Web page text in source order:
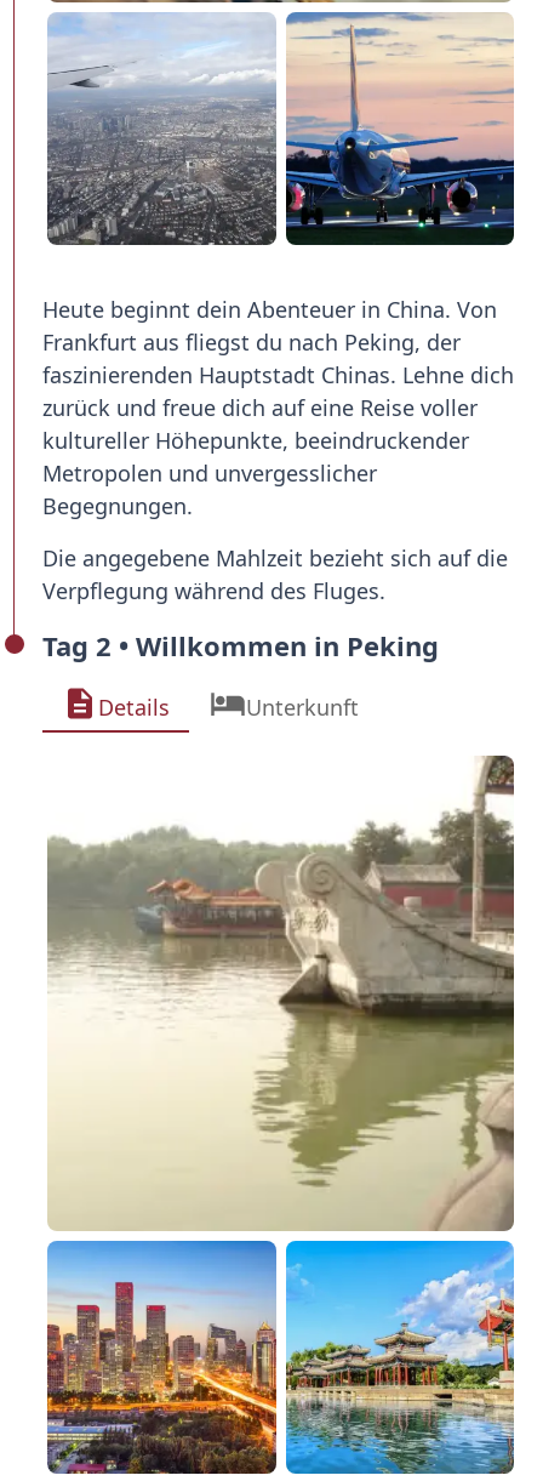
Heute beginnt dein Abenteuer in China. Von
Frankfurt aus fliegst du nach Peking, der
faszinierenden Hauptstadt Chinas. Lehne dich
zurück und freue dich auf eine Reise voller
kultureller Höhepunkte, beeindruckender
Metropolen und unvergesslicher
Begegnungen.
Die angegebene Mahlzeit bezieht sich auf die
Verpflegung während des Fluges.
Tag 2 • Willkommen in Peking
Details Unterkunft